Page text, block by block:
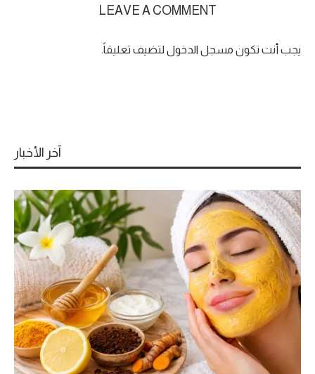
LEAVE A COMMENT
يجب أنت تكون مسجل الدخول لتضيف تعليقاً.
آخر الأخبار